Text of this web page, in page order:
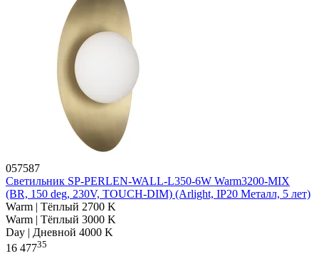
057587
Светильник SP-PERLEN-WALL-L350-6W Warm3200-MIX
(BR, 150 deg, 230V, TOUCH-DIM) (Arlight, IP20 Металл, 5 лет)
Warm | Тёплый 2700 K
Warm | Тёплый 3000 K
Day | Дневной 4000 K
16 47735